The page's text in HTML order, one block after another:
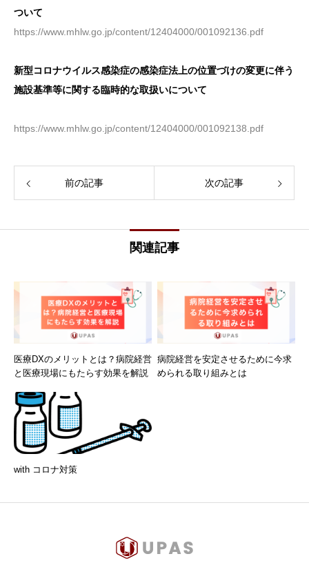
ついて
https://www.mhlw.go.jp/content/12404000/001092136.pdf
新型コロナウイルス感染症の感染症法上の位置づけの変更に伴う
施設基準等に関する臨時的な取扱いについて
https://www.mhlw.go.jp/content/12404000/001092138.pdf
前の記事 次の記事
関連記事
医療DXのメリットとは？病院経営
と医療現場にもたらす効果を解説
病院経営を安定させるために今求
められる取り組みとは
with コロナ対策